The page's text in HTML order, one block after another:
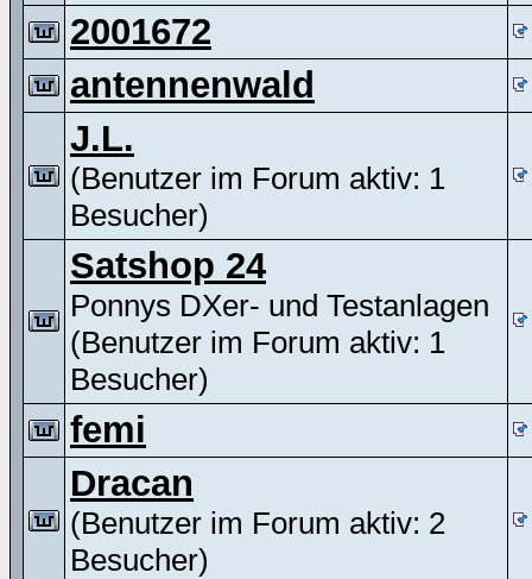
2001672
antennenwald
J.L.
(Benutzer im Forum aktiv: 1
Besucher)
Satshop 24
Ponnys DXer- und Testanlagen
(Benutzer im Forum aktiv: 1
Besucher)
femi
Dracan
(Benutzer im Forum aktiv: 2
Besucher)